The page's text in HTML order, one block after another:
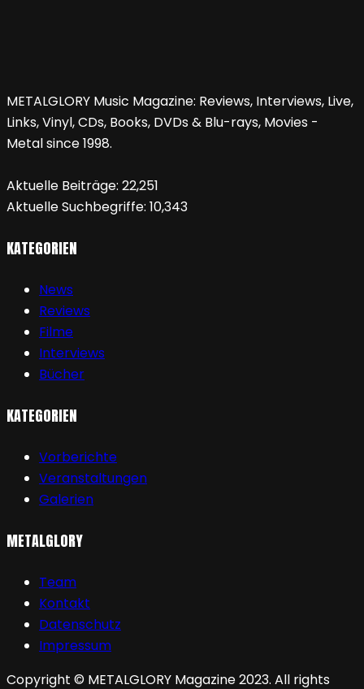
METALGLORY Music Magazine: Reviews, Interviews, Live,
Links, Vinyl, CDs, Books, DVDs & Blu-rays, Movies -
Metal since 1998.
Aktuelle Beiträge: 22,251
Aktuelle Suchbegriffe: 10,343
KATEGORIEN
News
Reviews
Filme
Interviews
Bücher
KATEGORIEN
Vorberichte
Veranstaltungen
Galerien
METALGLORY
Team
Kontakt
Datenschutz
Impressum
Copyright © METALGLORY Magazine 2023. All rights